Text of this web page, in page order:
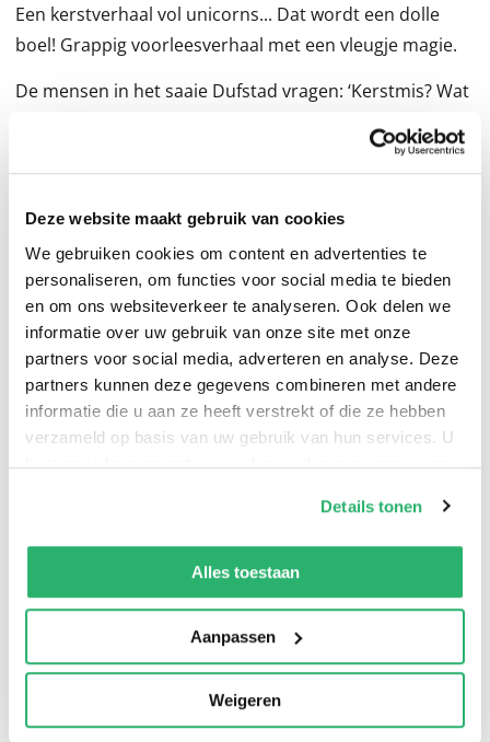
Deze website maakt gebruik van cookies
We gebruiken cookies om content en advertenties te
personaliseren, om functies voor social media te bieden
en om ons websiteverkeer te analyseren. Ook delen we
informatie over uw gebruik van onze site met onze
partners voor social media, adverteren en analyse. Deze
partners kunnen deze gegevens combineren met andere
informatie die u aan ze heeft verstrekt of die ze hebben
verzameld op basis van uw gebruik van hun services. U
kunt op ieder moment uw cookievoorkeuren aanpassen
We werken samen met13 derdendie uw gegevens
kunnen ontvangen en verwerken.
Details tonen
Alles toestaan
Aanpassen
Weigeren
Een kerstverhaal vol unicorns... Dat wordt een dolle
boel! Grappig voorleesverhaal met een vleugje magie.
De mensen in het saaie Dufstad vragen: ‘Kerstmis? Wat
tot een hele vrolijke stad!’ Niemand in het grijze, saaie
unicorns de straten opvrolijken met kerstlichtjes en -
kleuren en zo voor een gezellige kerststemming
zorgen? Kijk mee hoe de bewoners de kerstgedachte
ontdekken!
0|0